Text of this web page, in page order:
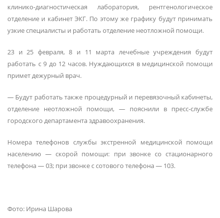
клинико-диагностическая лаборатория, рентгенологическое
отделение и кабинет ЭКГ. По этому же графику будут принимать
узкие специалисты и работать отделение неотложной помощи.
23 и 25 февраля, 8 и 11 марта лечебные учреждения будут
работать с 9 до 12 часов. Нуждающихся в медицинской помощи
примет дежурный врач.
— Будут работать также процедурный и перевязочный кабинеты,
отделение неотложной помощи, — пояснили в пресс-службе
городского департамента здравоохранения.
Номера телефонов службы экстренной медицинской помощи
населению — скорой помощи: при звонке со стационарного
телефона — 03; при звонке с сотового телефона — 103.
Фото: Ирина Шарова